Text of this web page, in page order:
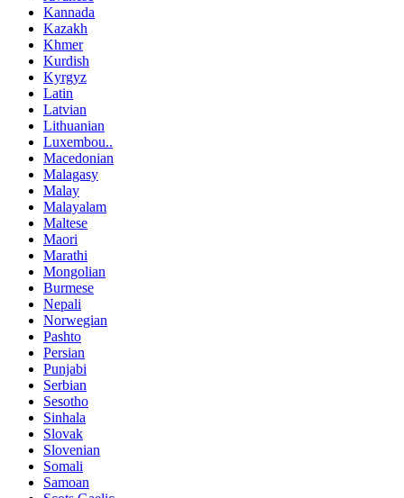
Kannada
Kazakh
Khmer
Kurdish
Kyrgyz
Latin
Latvian
Lithuanian
Luxembou..
Macedonian
Malagasy
Malay
Malayalam
Maltese
Maori
Marathi
Mongolian
Burmese
Nepali
Norwegian
Pashto
Persian
Punjabi
Serbian
Sesotho
Sinhala
Slovak
Slovenian
Somali
Samoan